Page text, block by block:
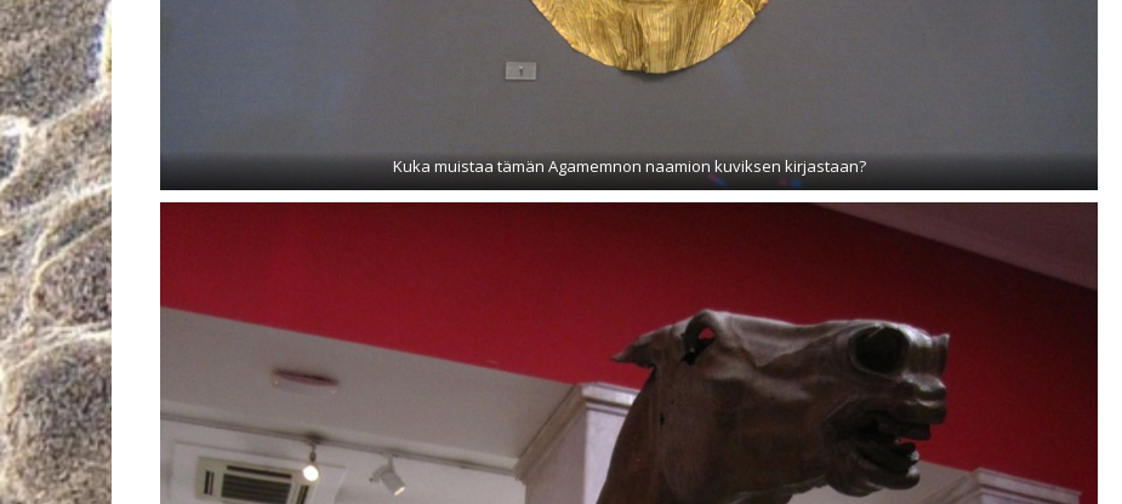
Kuka muistaa tämän Agamemnon naamion kuviksen kirjastaan?